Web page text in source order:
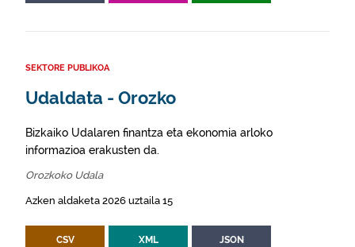
SEKTORE PUBLIKOA
Udaldata - Orozko
Bizkaiko Udalaren finantza eta ekonomia arloko
informazioa erakusten da.
Orozkoko Udala
Azken aldaketa 2026 uztaila 15
CSV XML JSON